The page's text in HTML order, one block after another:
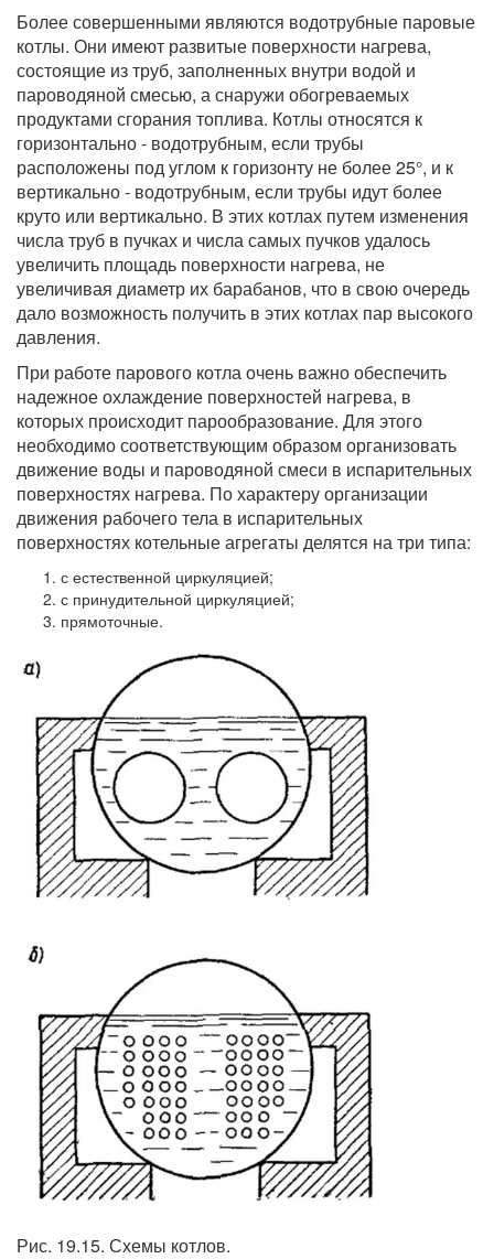
Более совершенными являются водотрубные паровые
котлы. Они имеют развитые поверхности нагрева,
состоящие из труб, заполненных внутри водой и
пароводяной смесью, а снаружи обогреваемых
продуктами сгорания топлива. Котлы относятся к
горизонтально - водотрубным, если трубы
расположены под углом к горизонту не более 25°, и к
вертикально - водотрубным, если трубы идут более
круто или вертикально. В этих котлах путем изменения
числа труб в пучках и числа самых пучков удалось
увеличить площадь поверхности нагрева, не
увеличивая диаметр их барабанов, что в свою очередь
дало возможность получить в этих котлах пар высокого
давления.
При работе парового котла очень важно обеспечить
надежное охлаждение поверхностей нагрева, в
которых происходит парообразование. Для этого
необходимо соответствующим образом организовать
движение воды и пароводяной смеси в испарительных
поверхностях нагрева. По характеру организации
движения рабочего тела в испарительных
поверхностях котельные агрегаты делятся на три типа:
с естественной циркуляцией;
с принудительной циркуляцией;
прямоточные.
Рис. 19.15. Схемы котлов.